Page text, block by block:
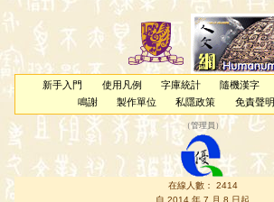
新手入門 使用凡例 字庫統計 隨機漢字
鳴謝
製作單位 私隱政策 免責聲明
（管理員 ）
在線人數： 2414